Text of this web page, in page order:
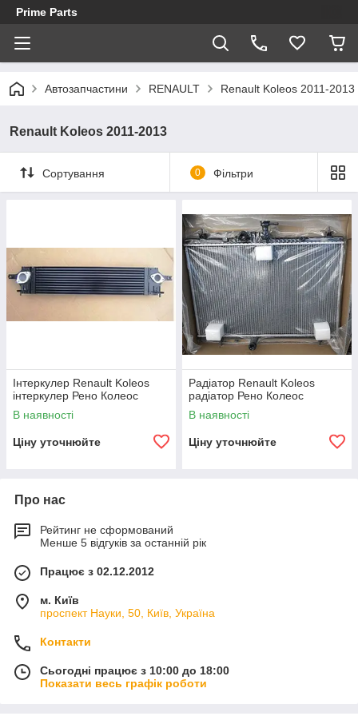
Prime Parts
Автозапчастини RENAULT Renault Koleos 2011-2013
Renault Koleos 2011-2013
Сортування 0 Фільтри
Інтеркулер Renault Koleos
інтеркулер Рено Колеос
В наявності
Ціну уточнюйте
Радіатор Renault Koleos
радіатор Рено Колеос
В наявності
Ціну уточнюйте
Про нас
Рейтинг не сформований
Менше 5 відгуків за останній рік
Працює з 02.12.2012
м. Київ
проспект Науки, 50, Київ, Україна
Контакти
Сьогодні працює з 10:00 до 18:00
Показати весь графік роботи